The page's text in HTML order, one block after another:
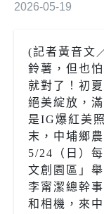
2026-05-19
(記者黃音文
鈴薯，但也
就對了！初
絕美綻放，
是IG爆紅美
末，中埔鄉
5/24（日）
文創園區」
李甯潔總幹
和相機，來